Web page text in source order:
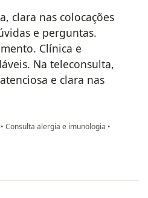
clara nas colocações
e perguntas.
Clínica e
Na teleconsulta,
e clara nas
• Consulta alergia e imunologia •